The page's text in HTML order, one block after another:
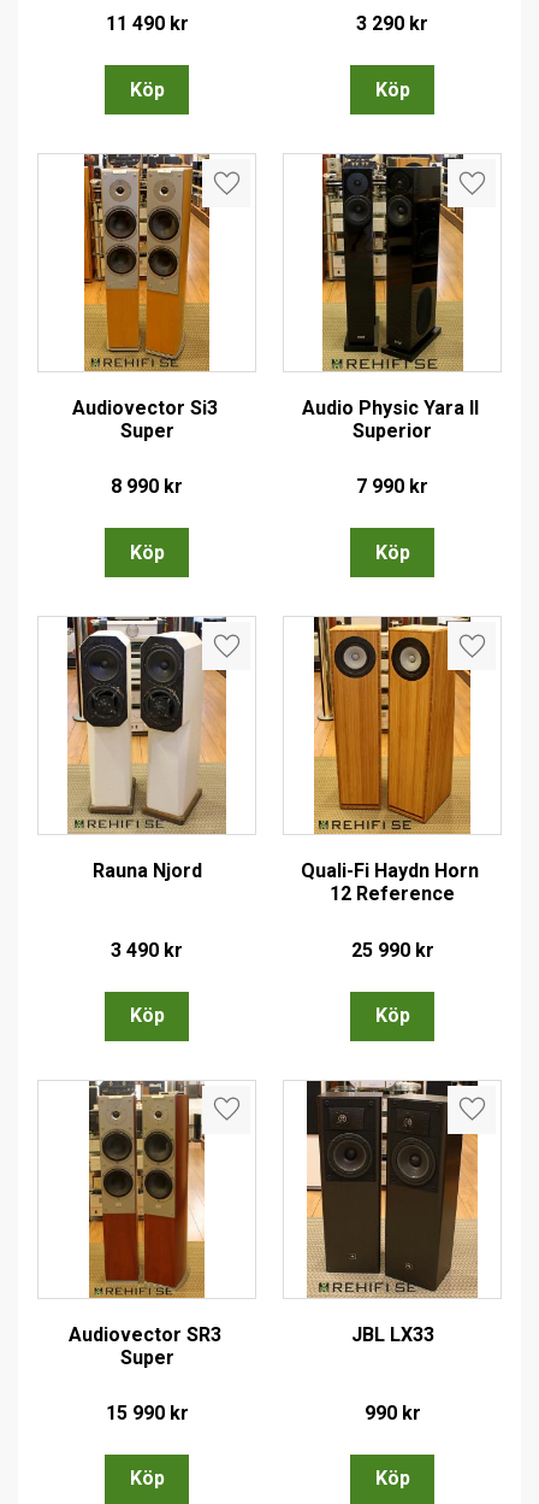
11 490kr 3 290 kr
Audiovector Si3
Super
8 990 kr
Lägg till i favoriter
Audio Physic Yara II
Superior
7 990 kr
Lägg
Rauna Njord
3 490 kr
Lägg till i favoriter
Quali-Fi Haydn Horn
12 Reference
25 990kr
Lägg
Audiovector SR3
Super
15 990kr
Lägg till i favoriter
JBL LX33
990kr
Lägg